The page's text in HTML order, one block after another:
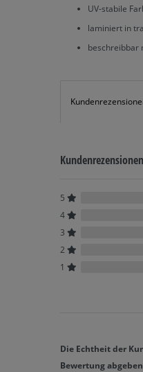
UV-stabile
laminiert in
beschreibbar
Kundenrezensionen
5
4
3
2
1
Die Echtheit der
Bewertung